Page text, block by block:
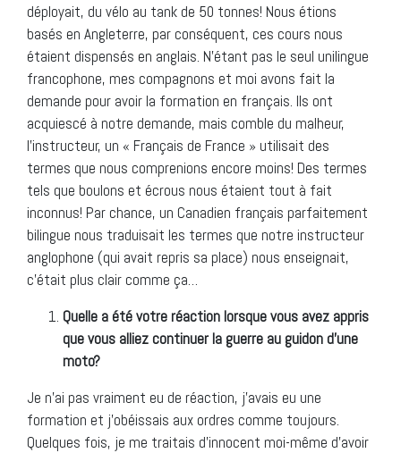
déployait, du vélo au tank de 50 tonnes! Nous étions
basés en Angleterre, par conséquent, ces cours nous
étaient dispensés en anglais. N’étant pas le seul unilingue
francophone, mes compagnons et moi avons fait la
demande pour avoir la formation en français. Ils ont
acquiescé à notre demande, mais comble du malheur,
l’instructeur, un « Français de France » utilisait des
termes que nous comprenions encore moins! Des termes
tels que boulons et écrous nous étaient tout à fait
inconnus! Par chance, un Canadien français parfaitement
bilingue nous traduisait les termes que notre instructeur
anglophone (qui avait repris sa place) nous enseignait,
c’était plus clair comme ça…
Quelle a été votre réaction lorsque vous avez appris
que vous alliez continuer la guerre au guidon d’une
moto?
Je n’ai pas vraiment eu de réaction, j’avais eu une
formation et j’obéissais aux ordres comme toujours.
Quelques fois, je me traitais d’innocent moi-même d’avoir